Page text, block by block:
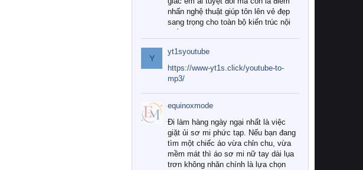
nhấn nghệ thuật giúp tôn lên vẻ đẹp
sang trọng cho toàn bộ kiến trúc nội
Tuy nhiên, giữa thị trường đa dạng
với vô vàn thương hiệu và mẫu mã
như hiện nay, làm thế nào để chọn
được những bộ chăn ga gối đệm cao
cấp thực sự chất lượng, phù hợp với
khí hậu và nhu cầu sử dụng của gia
đình? Hãy cùng chúng tôi đi tìm lời
giải đáp chi tiết qua bài viết dưới đây.
1. Tại sao các gia đình hiện đại lại ưa
chuộng chăn ga gối đệm cao cấp?
Y
yt1syoutube
https://www-yt1s.click/youtube-to-
mp3/
equinoxmode
Đi làm hàng ngày ngại nhất là việc
giặt ủi sơ mi phức tạp. Nếu bạn đang
tìm một chiếc áo vừa chỉn chu, vừa
mềm mát thì áo sơ mi nữ tay dài lụa
trơn không nhăn chính là lựa chọn